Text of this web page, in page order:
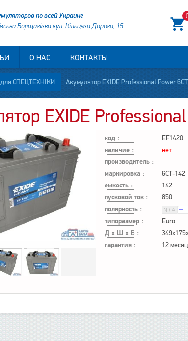
0
по всей Украине
Борщагівка вул. Кільцева Дорога, 15
О НАС КОНТАКТЫ
для СПЕЦТЕХНІКИ Акумулятор EXIDE Professional Power
EXIDE
код : EF1420
наличие : нет
производитель :
маркировка :
6СТ-142
емкость : 142
пусковой ток : 850
полярность :
типоразмер :
Euro
Д х Ш х В :
гарантия : 12